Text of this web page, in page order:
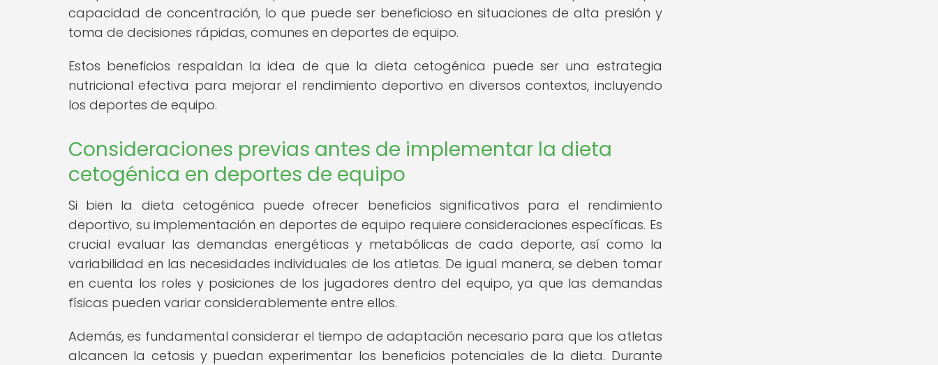
capacidad de concentración, lo que puede ser beneficioso en situaciones de alta presión y
toma de decisiones rápidas, comunes en deportes de equipo.
Estos beneficios respaldan la idea de que la dieta cetogénica puede ser una estrategia
nutricional efectiva para mejorar el rendimiento deportivo en diversos contextos, incluyendo
los deportes de equipo.
Consideraciones previas antes de implementar la dieta
cetogénica en deportes de equipo
Si bien la dieta cetogénica puede ofrecer beneficios significativos para el rendimiento
deportivo, su implementación en deportes de equipo requiere consideraciones específicas. Es
crucial evaluar las demandas energéticas y metabólicas de cada deporte, así como la
variabilidad en las necesidades individuales de los atletas. De igual manera, se deben tomar
en cuenta los roles y posiciones de los jugadores dentro del equipo, ya que las demandas
físicas pueden variar considerablemente entre ellos.
Además, es fundamental considerar el tiempo de adaptación necesario para que los atletas
alcancen la cetosis y puedan experimentar los beneficios potenciales de la dieta. Durante